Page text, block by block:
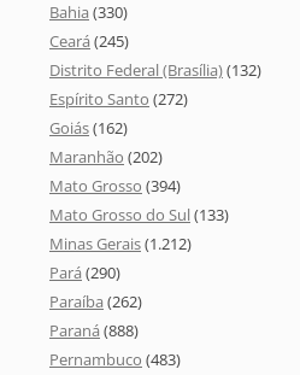
Bahia (330)
Ceará (245)
Distrito Federal (Brasília)(132)
Espírito Santo (272)
Goiás(162)
Maranhão (202)
Mato Grosso (394)
Mato Grosso do Sul(133)
Minas Gerais(1.212)
Pará (290)
Paraíba (262)
Paraná (888)
Pernambuco (483)